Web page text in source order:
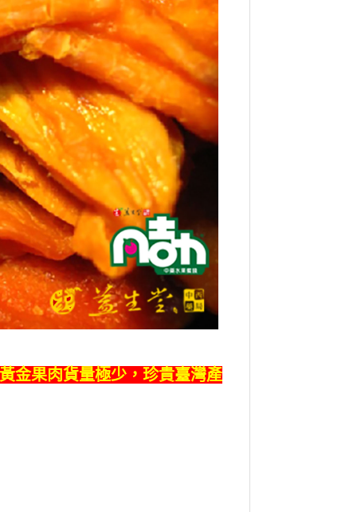
金果肉貨量極少，珍貴臺灣產